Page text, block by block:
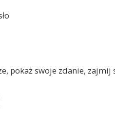
pokaż swoje zdanie,